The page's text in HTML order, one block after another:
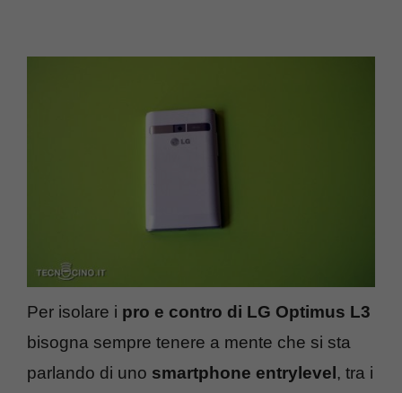
Per isolare i pro e contro di LG Optimus L3
bisogna sempre tenere a mente che si sta
parlando di uno smartphone entrylevel , tra i